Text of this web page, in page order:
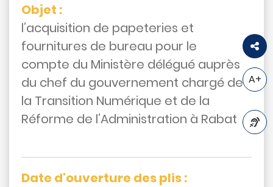
Contactez-
nous
Objet :
l’acquisition de papeteries et
fournitures de bureau pour le
compte du Ministère délégué auprès
du chef du gouvernement chargé de
la Transition Numérique et de la
Réforme de l’Administration à Rabat
Date d'ouverture des plis :
A+